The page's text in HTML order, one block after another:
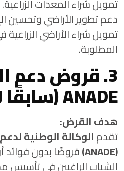
تمويل شراء المعدات الزراعية.
دعم تطوير الأراضي وتحسين
تمويل شراء الأراضي
المطلوبة.
3. قروض دعم
ANADE (سابقًا ANSEJ)
هدف القرض:
تقدمالوكالة الوطنية
(ANADE)
قروضًا بدون فوائد
الشباب الراغبين في تأسيس